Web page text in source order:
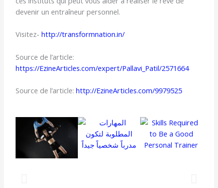
devenir un entraîneur personnel.
Visitez-http://transformnation.in/
Source de l’article:
https://EzineArticles.com/expert/Pallavi_Patil/2571664
Source de l’article:http://EzineArticles.com/9979525